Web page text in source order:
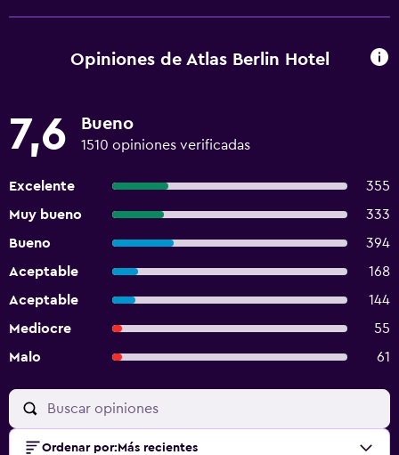
Opiniones de Atlas Berlin Hotel
7,6 Bueno
1510 opiniones verificadas
Excelente
355
Muy bueno
333
Bueno
394
Aceptable
168
Aceptable
144
Mediocre
55
Malo
61
Ordenar por: Más recientes